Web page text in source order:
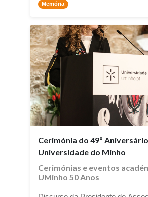
Memória
Cerimónia do 49º
Universidade do Minho
Cerimónias e eventos
UMinho 50 Anos